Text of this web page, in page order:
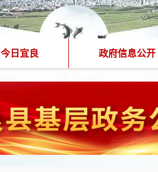
今日宜良 政府信息公开